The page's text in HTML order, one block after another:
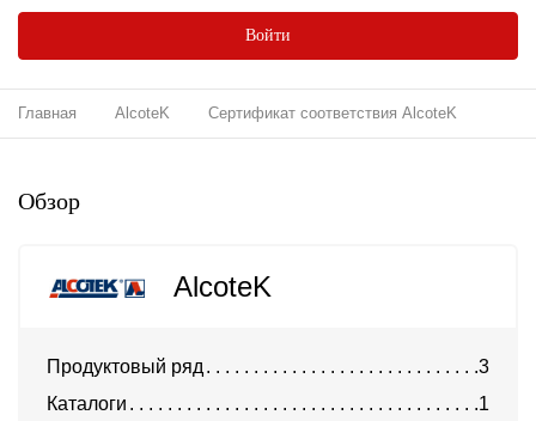
Войти
Главная AlcoteK Сертификат соответствия AlcoteK
Обзор
AlcoteK
Продуктовый ряд
3
Каталоги
1